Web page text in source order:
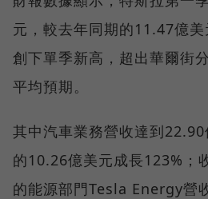
元，較去年同期的11.47億美
創下單季新高，超出華爾街
平均預期。
其中汽車業務營收達到
的10.26億美元成長123%；
的能源部門Tesla Energy營